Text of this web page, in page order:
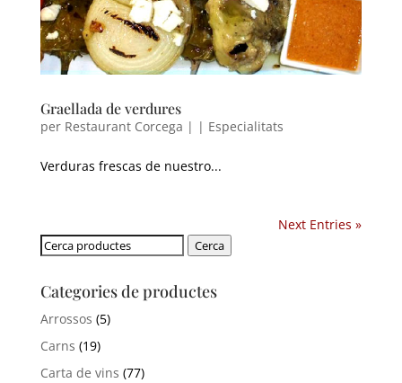
Graellada de verdures
per Restaurant Corcega | | Especialitats
Verduras frescas de nuestro...
Next Entries »
Cerca:
Cerca
Categories de productes
Arrossos (5)
Carns (19)
Carta de vins (77)